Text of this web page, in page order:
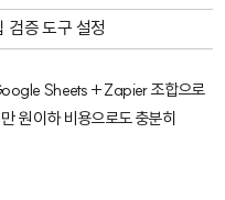
증 도구 설정
Sheets + Zapier 조합으로
원 이하 비용으로도 충분히